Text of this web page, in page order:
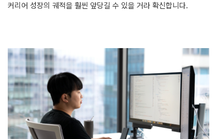
커리어 성장의 궤적을 훨씬 앞당길 수 있을 거라 확신합니다.